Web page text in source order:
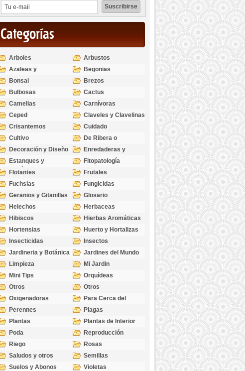
Categorías
Arboles
Arbustos
Azaleas y
Rododendros
Begonias
Bonsai
Brezos
Bulbosas
Cactus
Camelias
Carnívoras
Ceped
Claveles y Clavelinas
Crisantemos
Cuidado
Cultivo
De Ribera o
Palustres
Decoración y Diseño
Enredaderas y
cubresuelos
Estanques y
Acuáticas
Fitopatología
Flotantes
Frutales
Fuchsias
Fungicidas
Geranios y Gitanillas
Glosario
Helechos
Herbaceas
Hibiscos
Hierbas Aromáticas
Hortensias
Huerto y Hortalizas
Insecticidas
Insectos
Jardineria y Botánica
Jardines del Mundo
Limpieza
Mi Jardin
Mini Tips
Orquídeas
Otros
Otros
Oxigenadoras
Para Cerca del
Estanque
Perennes
Plagas
Plantas
Plantas de Interior
Poda
Reproducción
Riego
Rosas
Saludos y otros
temas
Semillas
Suelos y Abonos
Violetas